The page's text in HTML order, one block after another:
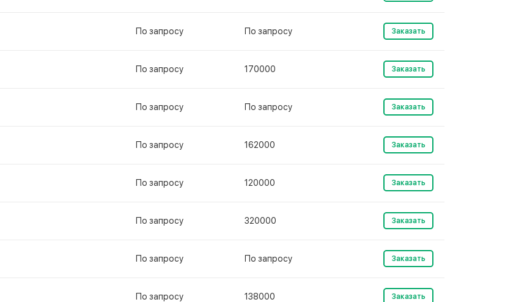
По запросу По запросу Заказать
По запросу 170000 Заказать
По запросу По запросу Заказать
По запросу 162000 Заказать
По запросу 120000 Заказать
По запросу 320000 Заказать
По запросу По запросу Заказать
По запросу 138000 Заказать